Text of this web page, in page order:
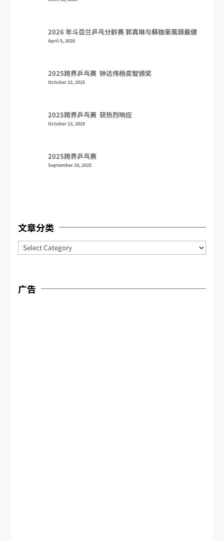
2026 年斗亞兰乒乓分齡赛 郭真琳与蘇枷豪風頭最健
April 5, 2026
2025跨界乒乓赛 钟达伟杨奕智颁奖
October 22, 2025
2025跨界乒乓赛 获热烈响应
October 13, 2025
2025跨界乒乓赛
September 19, 2025
文章分类
Categories
广告